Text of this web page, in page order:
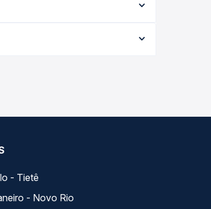
opção na data desejada.
oferta para o seu roteiro.
- Tietê
- Novo Rio